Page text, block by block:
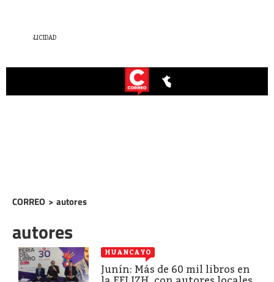
CORREO > autores
autores
HUANCAYO
Junín: Más de 60 mil libros en